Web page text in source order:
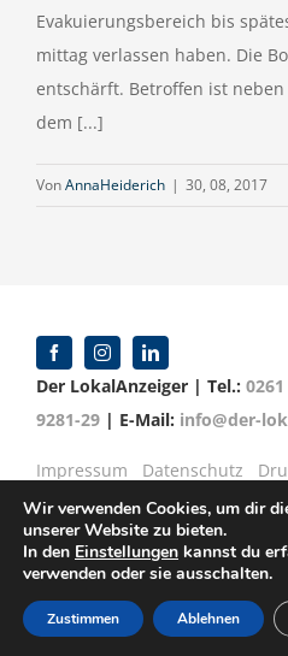
Evakuierungsbereich bis
mittag verlassen haben. Die
entschärft. Betroffen ist
dem [...]
VonAnnaHeiderich | 30, 08, 2017
Der LokalAnzeiger | Tel.:
9281-29 | E-Mail: info@der-
Impressum Datenschutz
© Copyright 2016 -2026 |
GmbH | Mittelrheinstr.
Wir verwenden Cookies, um dir
unserer Website zu bieten.
In den Einstellungen kannst du
verwenden oder sie ausschalten.
Zustimmen Ablehnen